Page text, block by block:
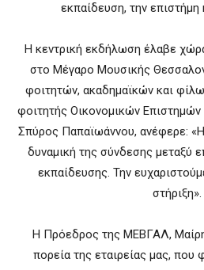
εκπαίδευση, την επιστήμη
Η κεντρική εκδήλωση έλαβε
στο Μέγαρο Μουσικής
φοιτητών, ακαδημαϊκών και
φοιτητής Οικονομικών
Σπύρος Παπαϊωάννου, ανέφερε:
δυναμική της σύνδεσης μεταξύ
εκπαίδευσης. Την
στήριξη».
Η Πρόεδρος της ΜΕΒΓΑΛ,
πορεία της εταιρείας μας,